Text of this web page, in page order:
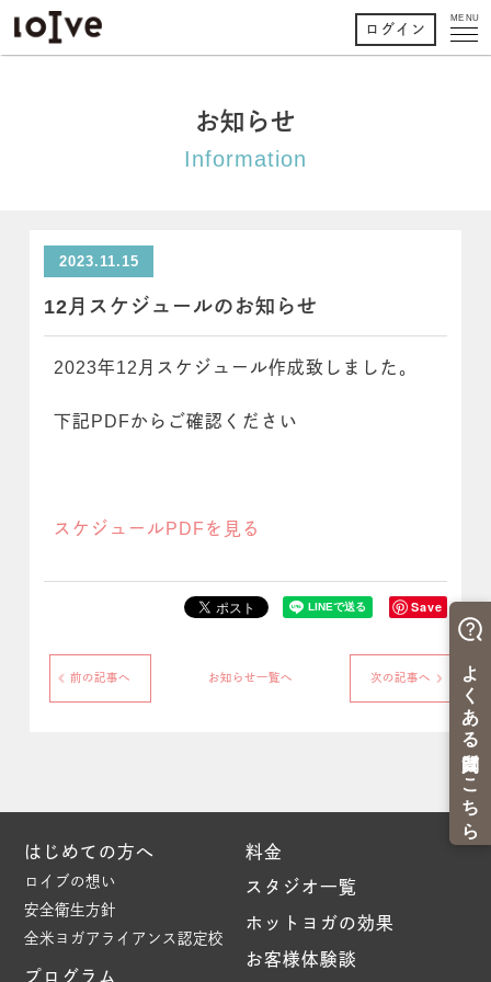
MENU
ログイン
お知らせ
Information
2023.11.15
12月スケジュールのお知らせ
2023年12月スケジュール作成致しました。
下記PDFからご確認ください
スケジュールPDFを見る
Save
前の記事へ お知らせ一覧へ 次の記事へ
はじめての方へ
ロイブの想い
安全衛生方針
全米ヨガアライアンス認定校
プログラム
料金
スタジオ一覧
ホットヨガの効果
お客様体験談